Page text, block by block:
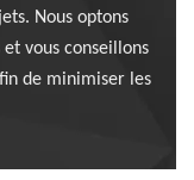
Nous optons
vous conseillons
de minimiser les